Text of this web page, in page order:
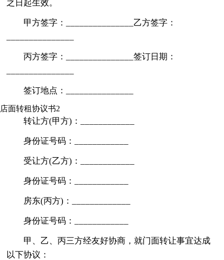
之日起生效。
甲方签字：_______________乙方签字：
丙方签字：_______________签订日期：
签订地点：_______________
店面转租协议书2
转让方(甲方)：____________
身份证号码：____________
受让方(乙方)：____________
身份证号码：____________
房东(丙方)：_____________
身份证号码：____________
甲、乙、丙三方经友好协商，就门面转让事宜达成
以下协议：